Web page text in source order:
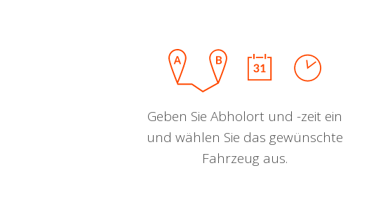
Geben Sie Abholort und -zeit ein
und wählen Sie das gewünschte
Fahrzeug aus.